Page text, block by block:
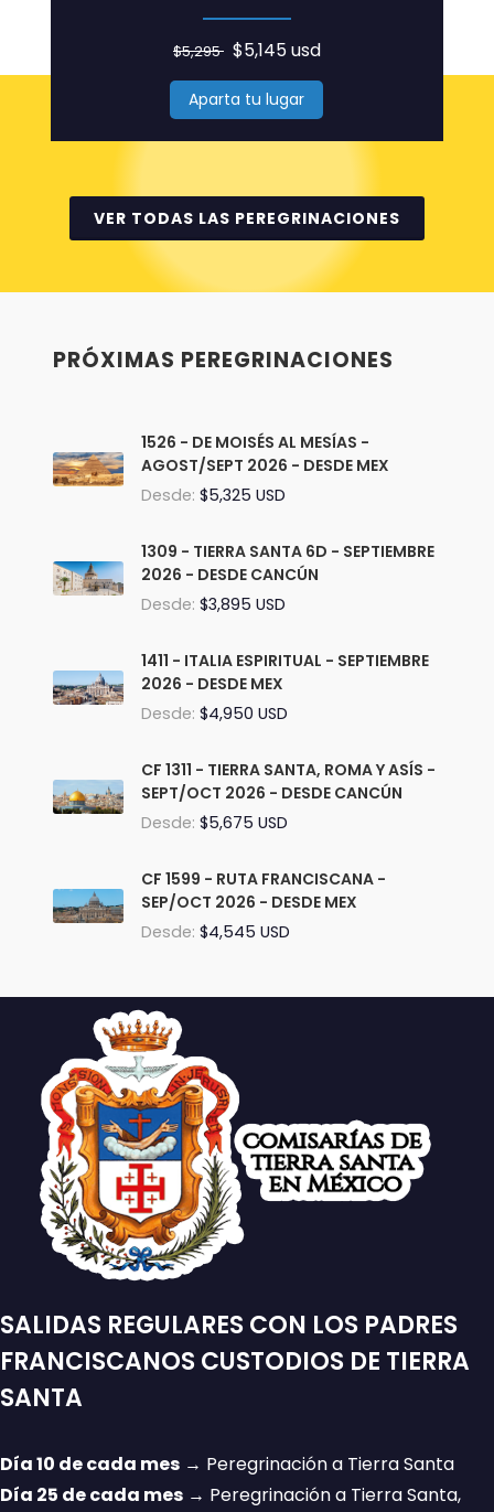
$5,295$5,145 usd
Aparta tu lugar
VER TODAS LAS PEREGRINACIONES
PRÓXIMAS PEREGRINACIONES
1526 - DE MOISÉS AL MESÍAS -
AGOST/SEPT 2026 - DESDE MEX
Desde: $5,325 USD
1309 - TIERRA SANTA 6D - SEPTIEMBRE
2026 - DESDE CANCÚN
Desde: $3,895 USD
1411 - ITALIA ESPIRITUAL - SEPTIEMBRE
2026 - DESDE MEX
Desde: $4,950 USD
CF 1311 - TIERRA SANTA, ROMA Y ASÍS -
SEPT/OCT 2026 - DESDE CANCÚN
Desde: $5,675 USD
CF 1599 - RUTA FRANCISCANA -
SEP/OCT 2026 - DESDE MEX
Desde: $4,545 USD
SALIDAS REGULARES CON LOS PADRES
FRANCISCANOS CUSTODIOS DE TIERRA
SANTA
Día 10 de cada mes → Peregrinación a Tierra Santa
Día 25 de cada mes → Peregrinación a Tierra Santa,